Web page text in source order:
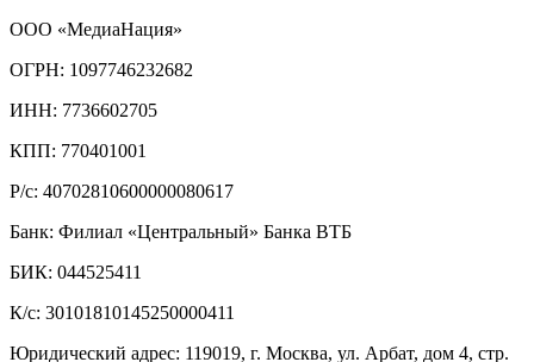
ООО «МедиаНация»
ОГРН: 1097746232682
ИНН: 7736602705
КПП: 770401001
Р/с: 40702810600000080617
Банк: Филиал «Центральный» Банка ВТБ
БИК: 044525411
К/с: 30101810145250000411
Юридический адрес: 119019, г. Москва, ул. Арбат, дом 4, стр.